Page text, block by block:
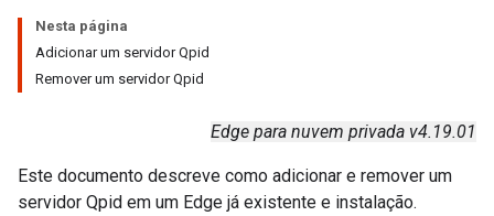
Nesta página
Adicionar um servidor Qpid
Remover um servidor Qpid
Edge para nuvem privada v4.19.01
Este documento descreve como adicionar e remover um
servidor Qpid em um Edge já existente e instalação.